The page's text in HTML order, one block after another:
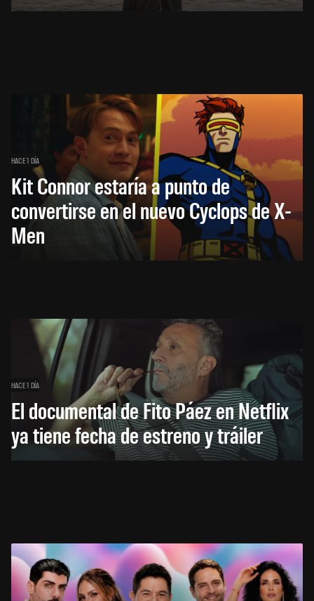
HACE 1 DÍA
Kit Connor estaría a punto de
convertirse en el nuevo Cyclops de X-
Men
HACE 1 DÍA
El documental de Fito Páez en Netflix
ya tiene fecha de estreno y tráiler